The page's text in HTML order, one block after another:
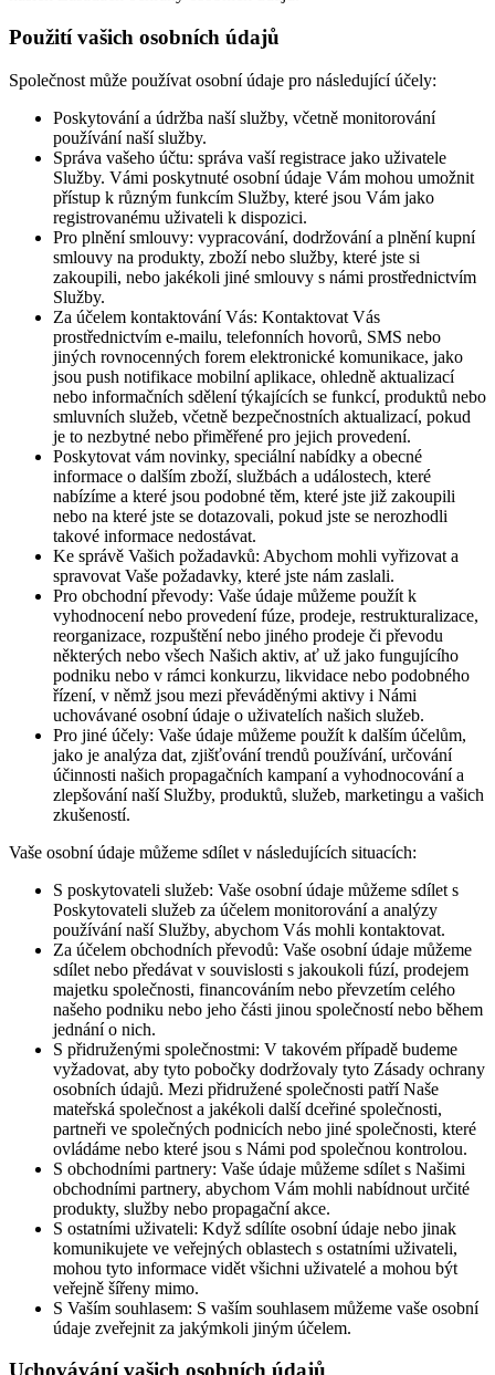
Použití vašich osobních údajů
Společnost může používat osobní údaje pro následující účely:
Poskytování a údržba naší služby, včetně monitorování
používání naší služby.
Správa vašeho účtu: správa vaší registrace jako uživatele
Služby. Vámi poskytnuté osobní údaje Vám mohou umožnit
přístup k různým funkcím Služby, které jsou Vám jako
registrovanému uživateli k dispozici.
Pro plnění smlouvy: vypracování, dodržování a plnění kupní
smlouvy na produkty, zboží nebo služby, které jste si
zakoupili, nebo jakékoli jiné smlouvy s námi prostřednictvím
Služby.
Za účelem kontaktování Vás: Kontaktovat Vás
prostřednictvím e-mailu, telefonních hovorů, SMS nebo
jiných rovnocenných forem elektronické komunikace, jako
jsou push notifikace mobilní aplikace, ohledně aktualizací
nebo informačních sdělení týkajících se funkcí, produktů nebo
smluvních služeb, včetně bezpečnostních aktualizací, pokud
je to nezbytné nebo přiměřené pro jejich provedení.
Poskytovat vám novinky, speciální nabídky a obecné
informace o dalším zboží, službách a událostech, které
nabízíme a které jsou podobné těm, které jste již zakoupili
nebo na které jste se dotazovali, pokud jste se nerozhodli
takové informace nedostávat.
Ke správě Vašich požadavků: Abychom mohli vyřizovat a
spravovat Vaše požadavky, které jste nám zaslali.
Pro obchodní převody: Vaše údaje můžeme použít k
vyhodnocení nebo provedení fúze, prodeje, restrukturalizace,
reorganizace, rozpuštění nebo jiného prodeje či převodu
některých nebo všech Našich aktiv, ať už jako fungujícího
podniku nebo v rámci konkurzu, likvidace nebo podobného
řízení, v němž jsou mezi převáděnými aktivy i Námi
uchovávané osobní údaje o uživatelích našich služeb.
Pro jiné účely: Vaše údaje můžeme použít k dalším účelům,
jako je analýza dat, zjišťování trendů používání, určování
účinnosti našich propagačních kampaní a vyhodnocování a
zlepšování naší Služby, produktů, služeb, marketingu a vašich
zkušeností.
Vaše osobní údaje můžeme sdílet v následujících situacích:
S poskytovateli služeb: Vaše osobní údaje můžeme sdílet s
Poskytovateli služeb za účelem monitorování a analýzy
používání naší Služby, abychom Vás mohli kontaktovat.
Za účelem obchodních převodů: Vaše osobní údaje můžeme
sdílet nebo předávat v souvislosti s jakoukoli fúzí, prodejem
majetku společnosti, financováním nebo převzetím celého
našeho podniku nebo jeho části jinou společností nebo během
jednání o nich.
S přidruženými společnostmi: V takovém případě budeme
vyžadovat, aby tyto pobočky dodržovaly tyto Zásady ochrany
osobních údajů. Mezi přidružené společnosti patří Naše
mateřská společnost a jakékoli další dceřiné společnosti,
partneři ve společných podnicích nebo jiné společnosti, které
ovládáme nebo které jsou s Námi pod společnou kontrolou.
S obchodními partnery: Vaše údaje můžeme sdílet s Našimi
obchodními partnery, abychom Vám mohli nabídnout určité
produkty, služby nebo propagační akce.
S ostatními uživateli: Když sdílíte osobní údaje nebo jinak
komunikujete ve veřejných oblastech s ostatními uživateli,
mohou tyto informace vidět všichni uživatelé a mohou být
veřejně šířeny mimo.
S Vaším souhlasem: S vaším souhlasem můžeme vaše osobní
údaje zveřejnit za jakýmkoli jiným účelem.